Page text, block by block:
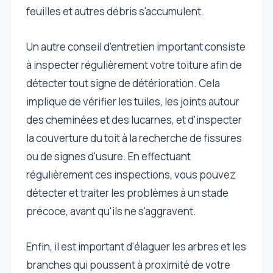
feuilles et autres débris s'accumulent.
Un autre conseil d'entretien important consiste
à inspecter régulièrement votre toiture afin de
détecter tout signe de détérioration. Cela
implique de vérifier les tuiles, les joints autour
des cheminées et des lucarnes, et d'inspecter
la couverture du toit à la recherche de fissures
ou de signes d'usure. En effectuant
régulièrement ces inspections, vous pouvez
détecter et traiter les problèmes à un stade
précoce, avant qu'ils ne s'aggravent.
Enfin, il est important d'élaguer les arbres et les
branches qui poussent à proximité de votre